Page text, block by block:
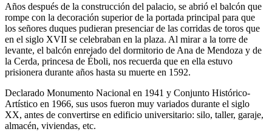
Años después de la construcción del palacio, se abrió el balcón que
rompe con la decoración superior de la portada principal para que
los señores duques pudieran presenciar de las corridas de toros que
en el siglo XVII se celebraban en la plaza. Al mirar a la torre de
levante, el balcón enrejado del dormitorio de Ana de Mendoza y de
la Cerda, princesa de Éboli, nos recuerda que en ella estuvo
prisionera durante años hasta su muerte en 1592.
Declarado Monumento Nacional en 1941 y Conjunto Histórico-
Artístico en 1966, sus usos fueron muy variados durante el siglo
XX, antes de convertirse en edificio universitario: silo, taller, garaje,
almacén, viviendas, etc.